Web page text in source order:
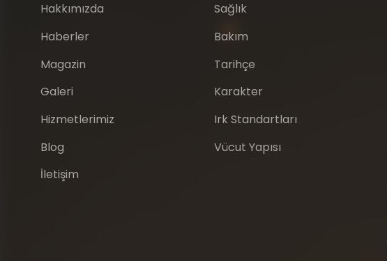
Hakkımızda
Haberler
Magazin
Galeri
Hizmetlerimiz
Blog
İletişim
Sağlık
Bakım
Tarihçe
Karakter
Irk Standartları
Vücut Yapısı